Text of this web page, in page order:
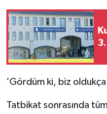
'Gördüm ki, biz oldukça
Tatbikat sonrasında